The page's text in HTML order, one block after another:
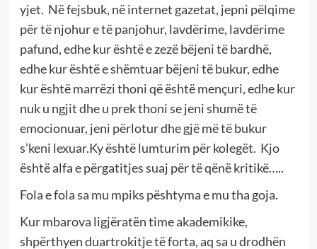
yjet. Në fejsbuk, në internet gazetat, jepni pëlqime
për të njohur e të panjohur, lavdërime, lavdërime
pafund, edhe kur është e zezë bëjeni të bardhë,
edhe kur është e shëmtuar bëjeni të bukur, edhe
kur është marrëzi thoni që është mençuri, edhe kur
nuk u ngjit dhe u prek thoni se jeni shumë të
emocionuar, jeni përlotur dhe gjë më të bukur
s’keni lexuar.Ky është lumturim për kolegët. Kjo
është alfa e përgatitjes suaj për të qënë kritikë…..
Fola e fola sa mu mpiks pështyma e mu tha goja.
Kur mbarova ligjëratën time akademikike,
shpërthyen duartrokitje të forta, aq sa u drodhën